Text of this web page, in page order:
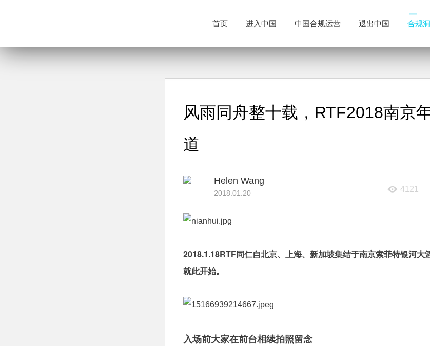
首页 进入中国 中国合规运营 退出中国 合规
风雨同舟整十载，RTF2018南京
道
Helen Wang
2018.01.20 4121
2018.1.18RTF同仁自北京、上海、新加坡集结于南京索菲特银河大
就此开始。
入场前大家在前台相续拍照留念